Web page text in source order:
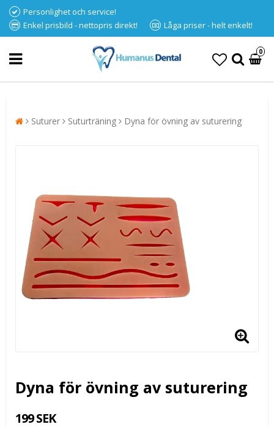
Personlighet och service!
Enkel prisbild - nettopris direkt!
Låga priser - helt enkelt!
0
Suturer Suturträning Dyna för övning av suturering
Dyna för övning av suturering
199 SEK